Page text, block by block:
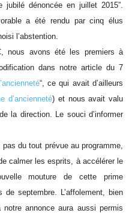
dénoncée en juillet 2015”.
a été rendu par cinq élus
l’abstention.
nous avons été les premiers à
dans notre article du 7
“, ce qui avait d’ailleurs
d’ancienneté) et nous avait valu
la direction. Le souci d’informer
du tout prévue au programme,
calmer les esprits, à accélérer le
mouture de cette prime
septembre. L’affolement, bien
annonce aura aussi permis